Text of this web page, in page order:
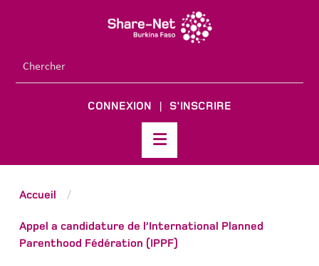
CONNEXION S'INSCRIRE
Accueil /
Appel a candidature de l’International Planned
Parenthood Fédération (IPPF)